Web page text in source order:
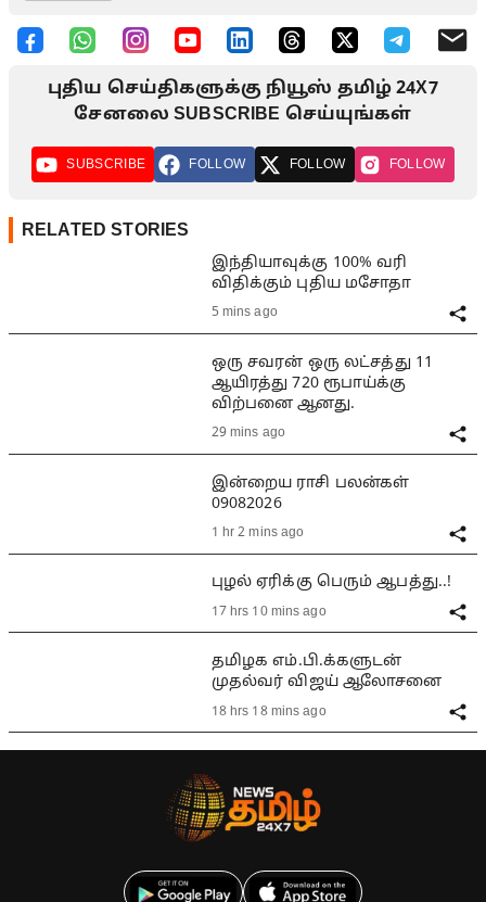
புதிய செய்திகளுக்கு நியூஸ் தமிழ் 24X7
சேனலை SUBSCRIBE செய்யுங்கள்
SUBSCRIBE FOLLOW FOLLOW FOLLOW
RELATED STORIES
இந்தியாவுக்கு 100% வரி
விதிக்கும் புதிய மசோதா
5 mins ago
ஒரு சவரன் ஒரு லட்சத்து 11
ஆயிரத்து 720 ரூபாய்க்கு
விற்பனை ஆனது.
29 mins ago
இன்றைய ராசி பலன்கள்
09082026
1 hr 2 mins ago
புழல் ஏரிக்கு பெரும் ஆபத்து..!
17 hrs 10 mins ago
தமிழக எம்.பி.க்களுடன்
முதல்வர் விஜய் ஆலோசனை
18 hrs 18 mins ago